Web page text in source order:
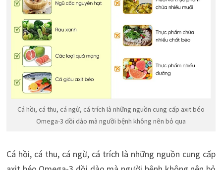
Cá hồi, cá thu, cá ngừ, cá trích là những nguồn cung cấp axit béo
Omega-3 dồi dào mà người bệnh không nên bỏ qua
Cá hồi, cá thu, cá ngừ, cá trích là những nguồn cung cấp